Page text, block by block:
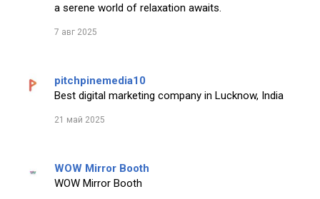
a serene world of relaxation awaits.
7 авг 2025
pitchpinemedia10
Best digital marketing company in Lucknow, India
21 май 2025
WOW Mirror Booth
WOW Mirror Booth